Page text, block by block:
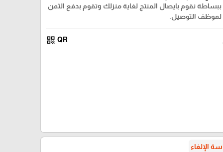
ببساطة نقوم بايصال المنتج لغاية منزلك وتقوم بدفع الثمن
لموظف التوصيل.
QR
qr_code
الإلغاء